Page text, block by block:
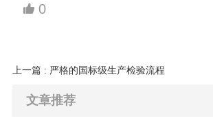
0
上一篇 : 严格的国标级生产检验流程
文章推荐